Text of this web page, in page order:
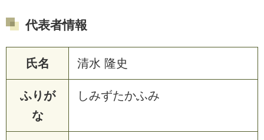
代表者情報
氏名 清水 隆史
ふりが
な
しみずたかふみ